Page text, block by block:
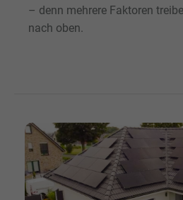
– denn mehrere Faktoren
nach oben.